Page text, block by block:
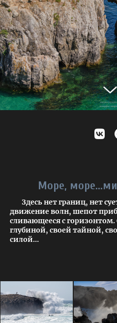
Море,
Здесь нет границ, нет
движение волн, шепот
сливающееся с
глубиной, своей тайной,
силой…